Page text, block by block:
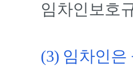
임차인보호
(3) 임차인은